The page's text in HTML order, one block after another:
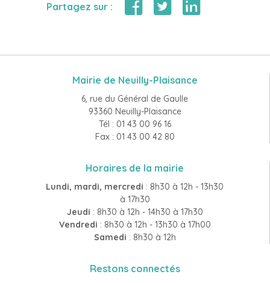
Partagez sur :
Mairie de Neuilly-Plaisance
6, rue du Général de Gaulle
93360 Neuilly-Plaisance
Tél : 01 43 00 96 16
Fax : 01 43 00 42 80
Horaires de la mairie
Lundi, mardi, mercredi : 8h30 à 12h - 13h30
à 17h30
Jeudi : 8h30 à 12h - 14h30 à 17h30
Vendredi : 8h30 à 12h - 13h30 à 17h00
Samedi : 8h30 à 12h
Restons connectés